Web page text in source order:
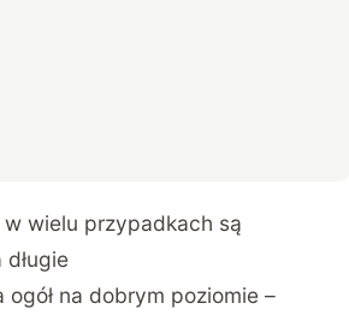
wielu przypadkach są
ogół na dobrym poziomie –